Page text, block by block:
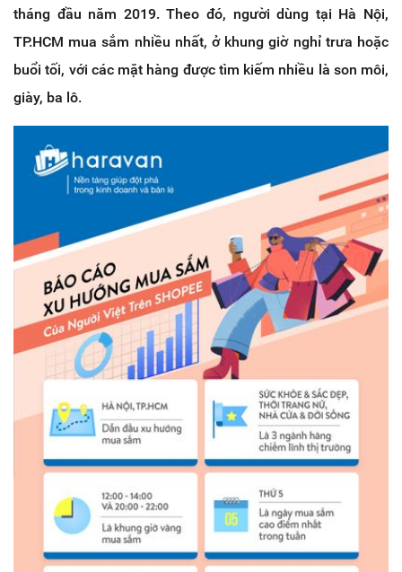
tháng đầu năm 2019. Theo đó, người dùng tại Hà Nội,
TP.HCM mua sắm nhiều nhất, ở khung giờ nghỉ trưa hoặc
buổi tối, với các mặt hàng được tìm kiếm nhiều là son môi,
giày, ba lô.